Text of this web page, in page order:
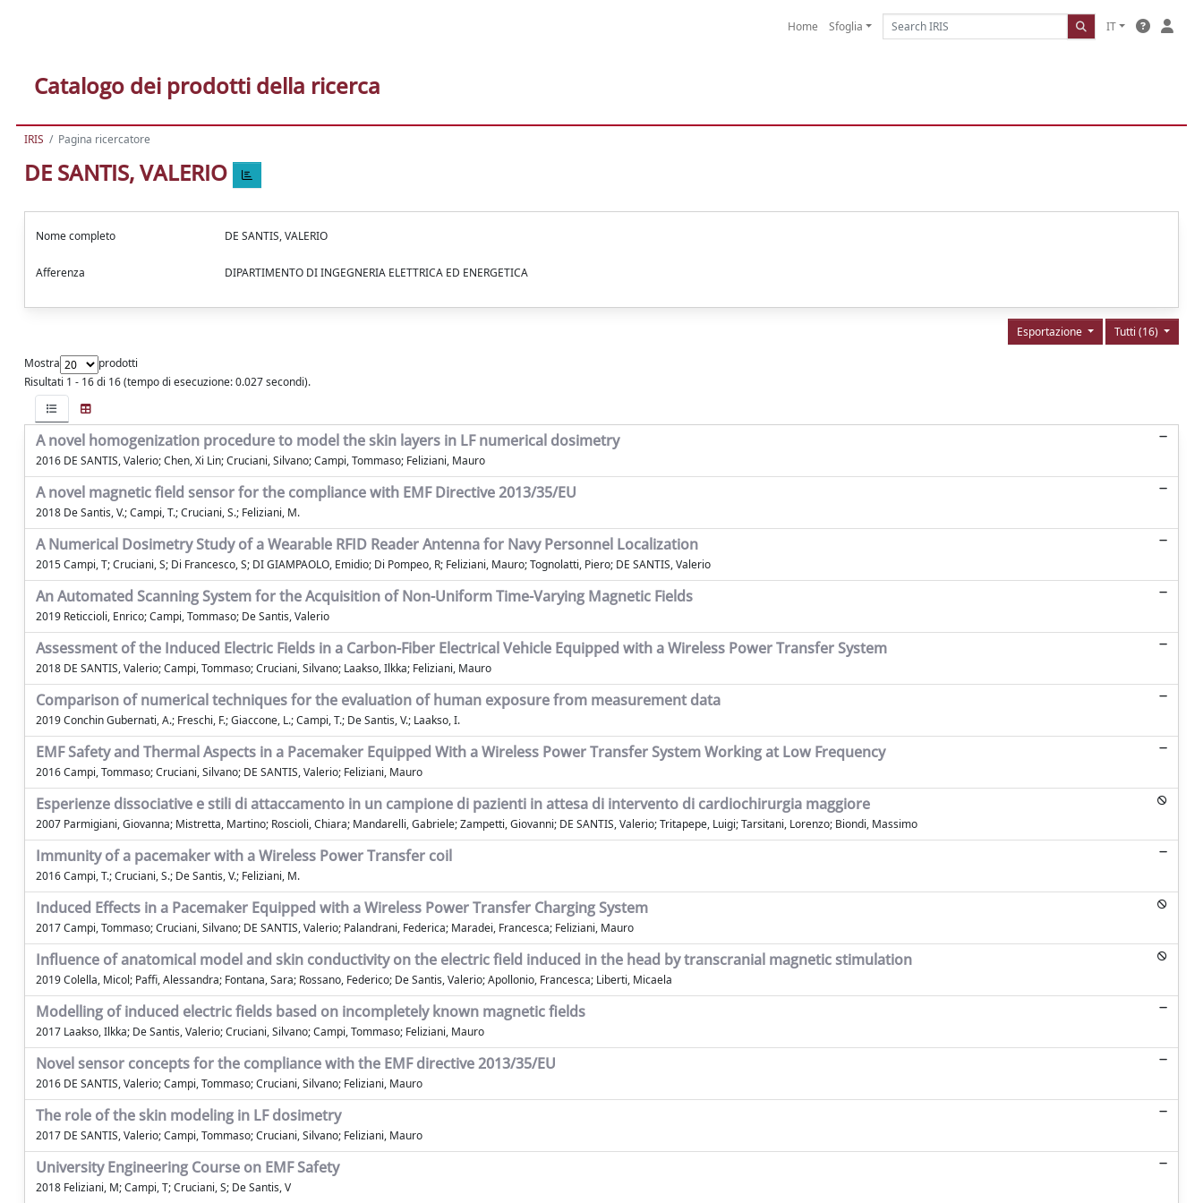
Home Sfoglia IT
Catalogo dei prodotti della ricerca
IRIS Pagina ricercatore
DE SANTIS, VALERIO
Nome completo DE SANTIS, VALERIO
Afferenza DIPARTIMENTO DI INGEGNERIA ELETTRICA ED ENERGETICA
Tutti (16)
Esportazione
Mostra
prodotti
Risultati 1 - 16 di 16 (tempo di esecuzione: 0.027 secondi).
A novel homogenization procedure to model the skin layers in LF numerical dosimetry
2016 DE SANTIS, Valerio; Chen, Xi Lin; Cruciani, Silvano; Campi, Tommaso; Feliziani, Mauro
A novel magnetic field sensor for the compliance with EMF Directive 2013/35/EU
2018 De Santis, V.; Campi, T.; Cruciani, S.; Feliziani, M.
A Numerical Dosimetry Study of a Wearable RFID Reader Antenna for Navy Personnel Localization
2015 Campi, T; Cruciani, S; Di Francesco, S; DI GIAMPAOLO, Emidio; Di Pompeo, R; Feliziani, Mauro; Tognolatti, Piero; DE SANTIS, Valerio
An Automated Scanning System for the Acquisition of Non-Uniform Time-Varying Magnetic Fields
2019 Reticcioli, Enrico; Campi, Tommaso; De Santis, Valerio
Assessment of the Induced Electric Fields in a Carbon-Fiber Electrical Vehicle Equipped with a Wireless Power Transfer System
2018 DE SANTIS, Valerio; Campi, Tommaso; Cruciani, Silvano; Laakso, Ilkka; Feliziani, Mauro
Comparison of numerical techniques for the evaluation of human exposure from measurement data
2019 Conchin Gubernati, A.; Freschi, F.; Giaccone, L.; Campi, T.; De Santis, V.; Laakso, I.
EMF Safety and Thermal Aspects in a Pacemaker Equipped With a Wireless Power Transfer System Working at Low Frequency
2016 Campi, Tommaso; Cruciani, Silvano; DE SANTIS, Valerio; Feliziani, Mauro
Esperienze dissociative e stili di attaccamento in un campione di pazienti in attesa di intervento di cardiochirurgia maggiore
2007 Parmigiani, Giovanna; Mistretta, Martino; Roscioli, Chiara; Mandarelli, Gabriele; Zampetti, Giovanni; DE SANTIS, Valerio; Tritapepe, Luigi; Tarsitani, Lorenzo; Biondi, Massimo
Immunity of a pacemaker with a Wireless Power Transfer coil
2016 Campi, T.; Cruciani, S.; De Santis, V.; Feliziani, M.
Induced Effects in a Pacemaker Equipped with a Wireless Power Transfer Charging System
2017 Campi, Tommaso; Cruciani, Silvano; DE SANTIS, Valerio; Palandrani, Federica; Maradei, Francesca; Feliziani, Mauro
Influence of anatomical model and skin conductivity on the electric field induced in the head by transcranial magnetic stimulation
2019 Colella, Micol; Paffi, Alessandra; Fontana, Sara; Rossano, Federico; De Santis, Valerio; Apollonio, Francesca; Liberti, Micaela
Modelling of induced electric fields based on incompletely known magnetic fields
2017 Laakso, Ilkka; De Santis, Valerio; Cruciani, Silvano; Campi, Tommaso; Feliziani, Mauro
Novel sensor concepts for the compliance with the EMF directive 2013/35/EU
2016 DE SANTIS, Valerio; Campi, Tommaso; Cruciani, Silvano; Feliziani, Mauro
The role of the skin modeling in LF dosimetry
2017 DE SANTIS, Valerio; Campi, Tommaso; Cruciani, Silvano; Feliziani, Mauro
University Engineering Course on EMF Safety
2018 Feliziani, M; Campi, T; Cruciani, S; De Santis, V